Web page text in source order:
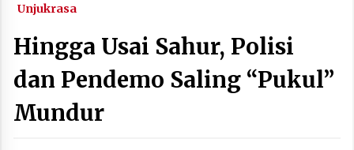
Unjukrasa
Hingga Usai Sahur, Polisi
dan Pendemo Saling “Pukul”
Mundur